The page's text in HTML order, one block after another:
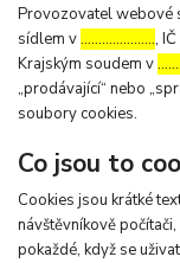
Provozovatel webové
sídlem v…………………, IČ
Krajským soudem v
„prodávající“ nebo
soubory cookies.
Co jsou to
Cookies jsou krátké
návštěvníkově
pokaždé, když se